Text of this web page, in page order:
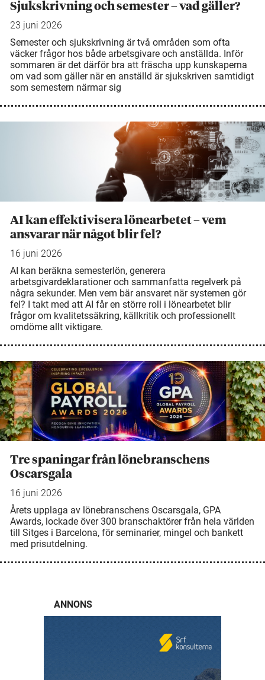
Sjukskrivning och semester – vad gäller?
23 juni 2026
Semester och sjukskrivning är två områden som ofta
väcker frågor hos både arbetsgivare och anställda. Inför
sommaren är det därför bra att fräscha upp kunskaperna
om vad som gäller när en anställd är sjukskriven samtidigt
som semestern närmar sig
AI kan effektivisera lönearbetet – vem
ansvarar när något blir fel?
16 juni 2026
AI kan beräkna semesterlön, generera
arbetsgivardeklarationer och sammanfatta regelverk på
några sekunder. Men vem bär ansvaret när systemen gör
fel? I takt med att AI får en större roll i lönearbetet blir
frågor om kvalitetssäkring, källkritik och professionellt
omdöme allt viktigare.
Tre spaningar från lönebranschens
Oscarsgala
16 juni 2026
Årets upplaga av lönebranschens Oscarsgala, GPA
Awards, lockade över 300 branschaktörer från hela världen
till Sitges i Barcelona, för seminarier, mingel och bankett
med prisutdelning.
ANNONS